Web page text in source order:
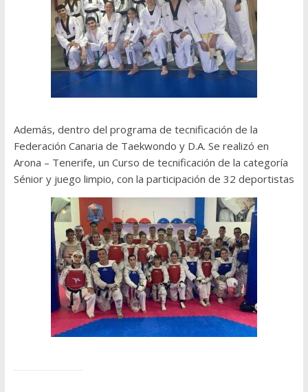
Además, dentro del programa de tecnificación de la
Federación Canaria de Taekwondo y D.A. Se realizó en
Arona – Tenerife, un Curso de tecnificación de la categoría
Sénior y juego limpio, con la participación de 32 deportistas